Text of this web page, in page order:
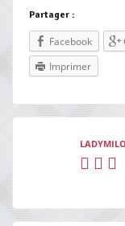
Partager :
Facebook
Imprimer